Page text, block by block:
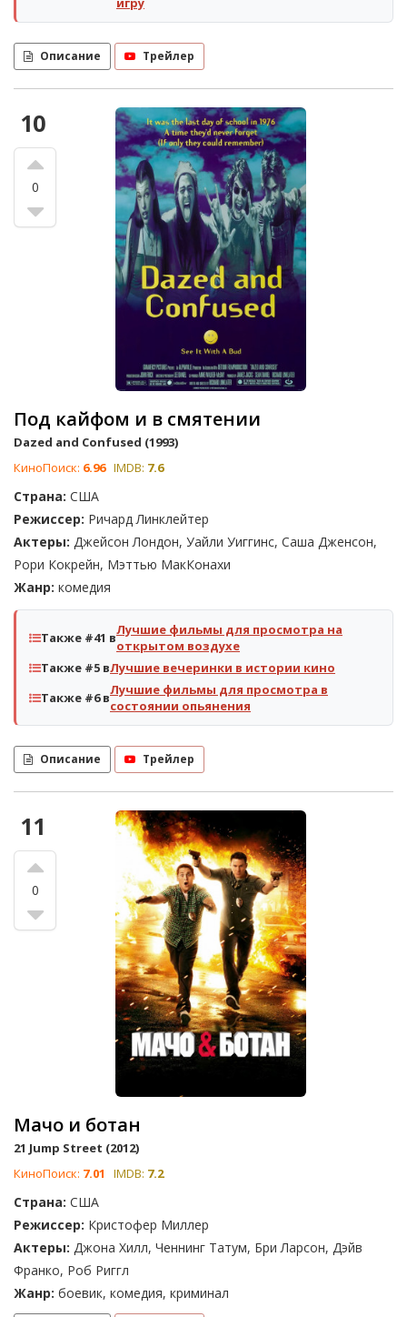
Описание Трейлер
10
0
Под кайфом и в смятении
Dazed and Confused (1993)
КиноПоиск: 6.96 IMDB: 7.6
Страна: США
Режиссер: Ричард Линклейтер
Актеры: Джейсон Лондон, Уайли Уиггинс, Саша Дженсон,
Рори Кокрейн, Мэттью МакКонахи
Жанр: комедия
Также #41 вЛучшие фильмы для просмотра на
открытом воздухе
Также #5 вЛучшие вечеринки в истории кино
Также #6 вЛучшие фильмы для просмотра в
состоянии опьянения
Описание Трейлер
11
0
Мачо и ботан
21 Jump Street (2012)
КиноПоиск: 7.01 IMDB: 7.2
Страна: США
Режиссер: Кристофер Миллер
Актеры: Джона Хилл, Ченнинг Татум, Бри Ларсон, Дэйв
Франко, Роб Риггл
Жанр: боевик, комедия, криминал